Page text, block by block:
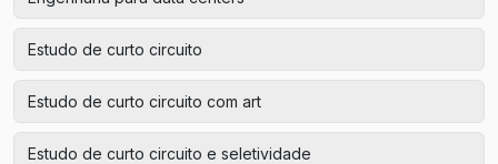
Estudo de curto circuito
Estudo de curto circuito com art
Estudo de curto circuito e seletividade